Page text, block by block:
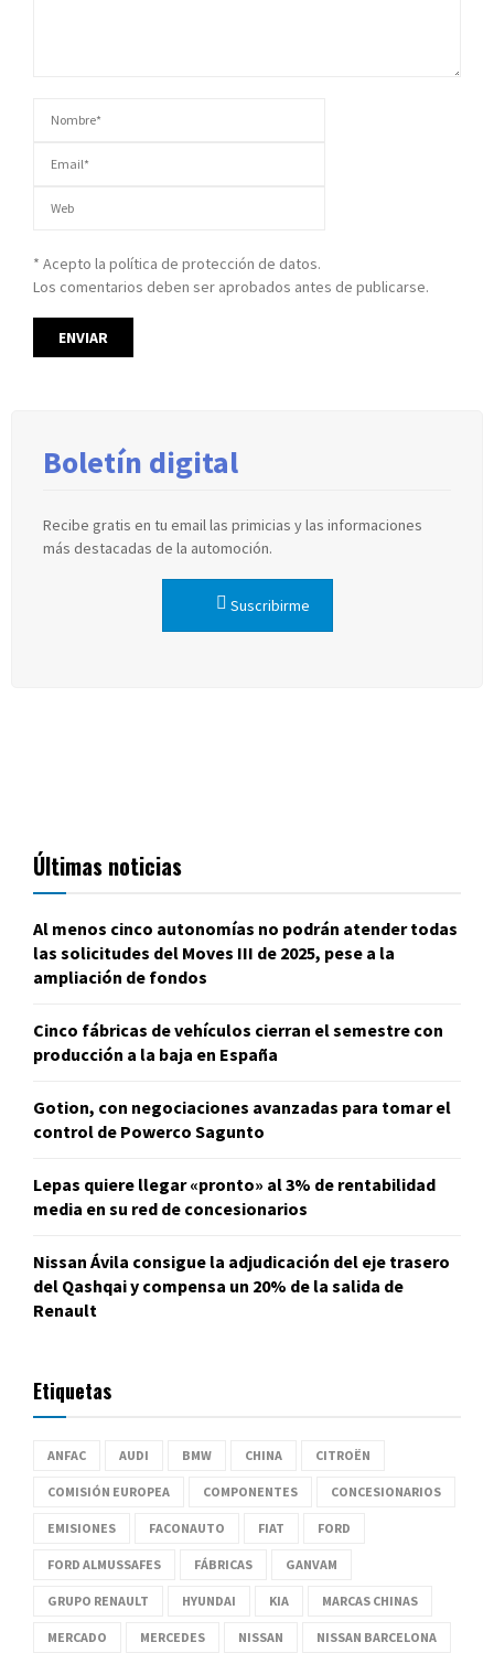
* Acepto la política de protección de datos.
Los comentarios deben ser aprobados antes de publicarse.
Boletín digital
Recibe gratis en tu email las primicias y las informaciones
más destacadas de la automoción.
Suscribirme
Últimas noticias
Al menos cinco autonomías no podrán atender todas
las solicitudes del Moves III de 2025, pese a la
ampliación de fondos
Cinco fábricas de vehículos cierran el semestre con
producción a la baja en España
Gotion, con negociaciones avanzadas para tomar el
control de Powerco Sagunto
Lepas quiere llegar «pronto» al 3% de rentabilidad
media en su red de concesionarios
Nissan Ávila consigue la adjudicación del eje trasero
del Qashqai y compensa un 20% de la salida de
Renault
Etiquetas
ANFAC AUDI BMW CHINA CITROËN
COMISIÓN EUROPEA COMPONENTES CONCESIONARIOS
EMISIONES FACONAUTO FIAT FORD
FORD ALMUSSAFES FÁBRICAS GANVAM
GRUPO RENAULT HYUNDAI KIA MARCAS CHINAS
MERCADO MERCEDES NISSAN NISSAN BARCELONA